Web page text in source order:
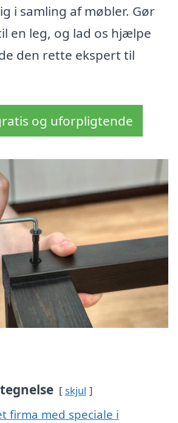
i samling af møbler. Gør
en leg, og lad os hjælpe
den rette ekspert til
og uforpligtende
skjul
firma med speciale i